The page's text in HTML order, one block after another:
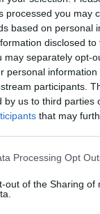
processed you may
based on personal
disclosed
may separately opt-
personal
participants.
by us to third parties
that may
Processing Opt
out of the Sharing of
καθοριστικές
προβλήματα
ρίψεις
όγκο του
ώρες του
οχήματα που
Λέσβου.
άρθρα μας
αναζήτησης
stonisi.gr on